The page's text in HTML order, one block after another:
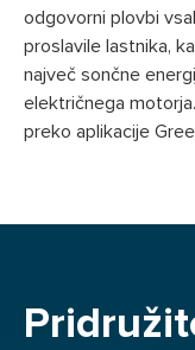
odgovorni plovbi
proslavile lastnika,
največ sončne
električnega
preko aplikacije